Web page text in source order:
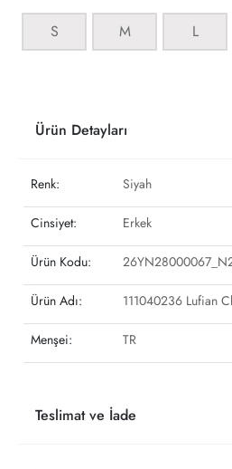
S M L
Ürün Detayları
Renk: Siyah
Cinsiyet: Erkek
Ürün Kodu:
Ürün Adı: 111040236 Lufian
Menşei: TR
Teslimat ve İade